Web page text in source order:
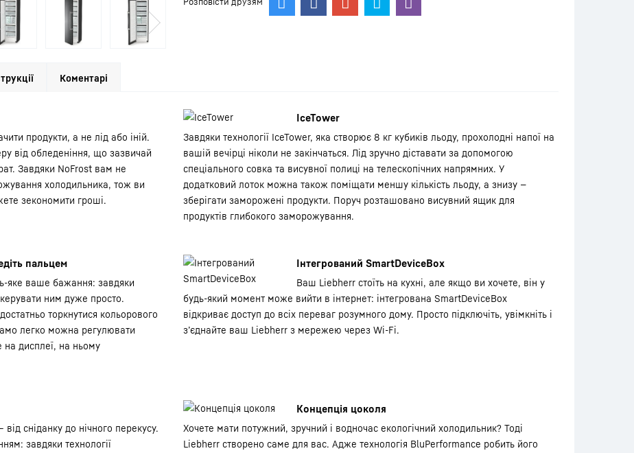
Коментарі
продукти, а не лід або іній.
від обледеніння, що зазвичай
Завдяки NoFrost вам не
холодильника, тож ви
зекономити гроші.
IceTower
Завдяки технології IceTower, яка створює 8 кг кубиків льоду, прохолодні напої на
вашій вечірці ніколи не закінчаться. Лід зручно діставати за допомогою
спеціального совка та висувної полиці на телескопічних напрямних. У
додатковий лоток можна також поміщати меншу кількість льоду, а знизу —
зберігати заморожені продукти. Поруч розташовано висувний ящик для
продуктів глибокого заморожування.
пальцем
яке ваше бажання: завдяки
ним дуже просто.
торкнутися кольорового
легко можна регулювати
на дисплеї, на ньому
Інтегрований SmartDeviceBox
Ваш Liebherr стоїть на кухні, але якщо ви хочете, він у
будь-який момент може вийти в інтернет: інтегрована SmartDeviceBox
відкриває доступ до всіх переваг розумного дому. Просто підключіть, увімкніть і
з’єднайте ваш Liebherr з мережею через Wi-Fi.
сніданку до нічного перекусу.
завдяки технології
Концепція цоколя
Хочете мати потужний, зручний і водночас екологічний холодильник? Тоді
Liebherr створено саме для вас. Адже технологія BluPerformance робить його